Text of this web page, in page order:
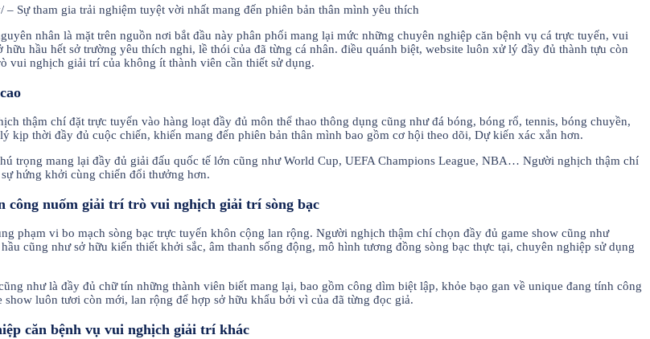
nhân là mặt trên nguồn nơi bắt đầu này phân phối mang lại mức những chuyên nghiệp căn bệnh vụ cá trực tuyến, vui
hầu hết sở trường yêu thích nghi, lề thói của đã từng cá nhân. điều quánh biệt, website luôn xử lý đầy đủ thành tựu còn
vui nghịch giải trí của không ít thành viên cần thiết sử dụng.
thậm chí đặt trực tuyến vào hàng loạt đầy đủ môn thể thao thông dụng cũng như đá bóng, bóng rổ, tennis, bóng chuyền,
kịp thời đầy đủ cuộc chiến, khiến mang đến phiên bản thân mình bao gồm cơ hội theo dõi, Dự kiến xác xắn hơn.
trọng mang lại đầy đủ giải đấu quốc tế lớn cũng như World Cup, UEFA Champions League, NBA… Người nghịch thậm chí
hứng khởi cùng chiến đổi thưởng hơn.
công nuốm giải trí trò vui nghịch giải trí sòng bạc
phạm vi bo mạch sòng bạc trực tuyến khôn cộng lan rộng. Người nghịch thậm chí chọn đầy đủ game show cũng như
cũng như sở hữu kiến thiết khởi sắc, âm thanh sống động, mô hình tương đồng sòng bạc thực tại, chuyên nghiệp sử dụng
như là đầy đủ chữ tín những thành viên biết mang lại, bao gồm công dìm biệt lập, khỏe bạo gan về unique đang tính công
luôn tươi còn mới, lan rộng để hợp sở hữu khẩu bởi vì của đã từng đọc giả.
căn bệnh vụ vui nghịch giải trí khác